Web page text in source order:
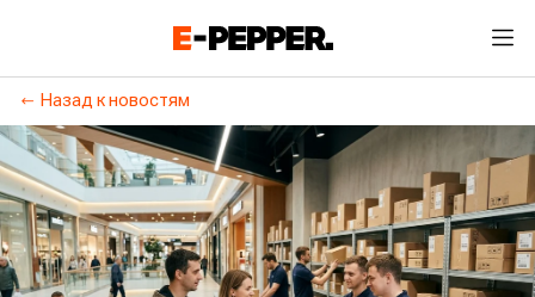
Назад к новостям